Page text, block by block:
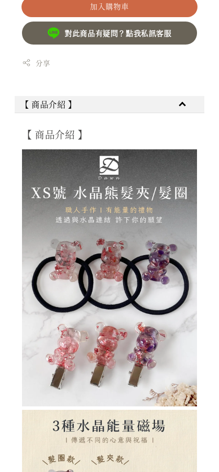
加入購物車
對此商品有疑問？點我私訊客服
分享
【 商品介紹 】
【 商品介紹 】